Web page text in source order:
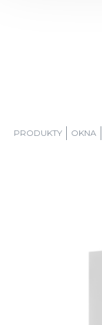
PRODUKTY OKNA